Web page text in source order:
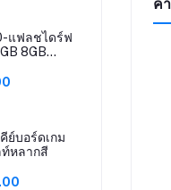
แฟลชไดร์ฟ
8GB
Kingston
ย์บอร์ดเกม
หลากสี
ค